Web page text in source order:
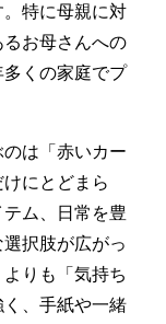
特に母親に対
お母さんへの
くの家庭でプ
は「赤いカー
にとどまら
ム、日常を豊
択肢が広がっ
りも「気持ち
、手紙や一緒